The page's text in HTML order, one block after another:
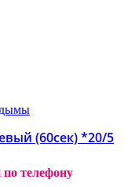
(60сек) *20/5
телефону